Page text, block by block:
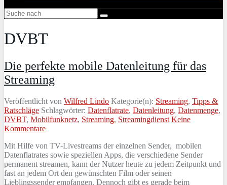
DVBT
Die perfekte mobile Datenleitung für das
Streaming
Veröffentlicht von Wilfred Lindo Kategorie(n): Streaming, Tipps &
Ratschläge Schlagwörter: Datenflatrate, Datenleitung, Datenmenge,
DVBT, Mobilfunknetz, Streaming, Streamingdienst Keine
Kommentare
Mit Hilfe von TV-Livestreams der einzelnen Sender, mobilen
Datenflatrates sowie speziellen Apps, die verschiedene Sender
permanent streamen, kann der Nutzer heute zu jedem Zeitpunkt und
fast an jedem Ort den gewünschten Film oder seinen
Lieblingssender empfangen. Dennoch gibt es gerade beim